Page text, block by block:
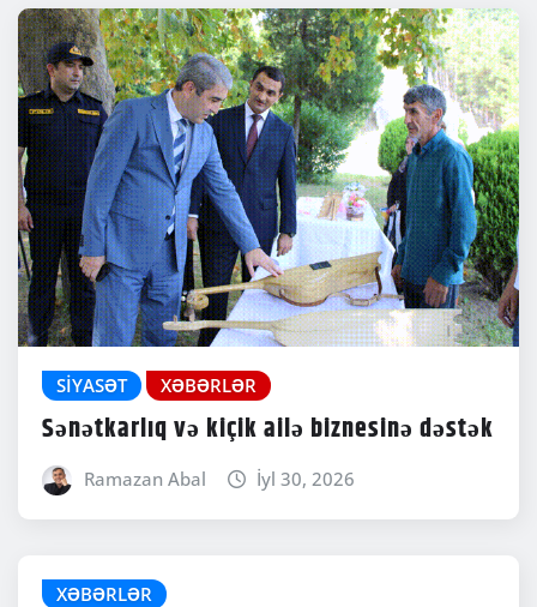
SIYASƏT XƏBƏRLƏR
Sənətkarlıq və kiçik ailə biznesinə dəstək
Ramazan Abal İyl 30, 2026
XƏBƏRLƏR